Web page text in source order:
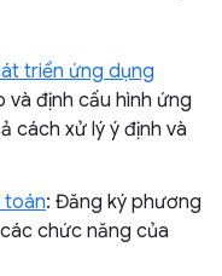
triển ứng dụng
và định cấu hình ứng
cách xử lý ý định và
toán: Đăng ký phương
chức năng của